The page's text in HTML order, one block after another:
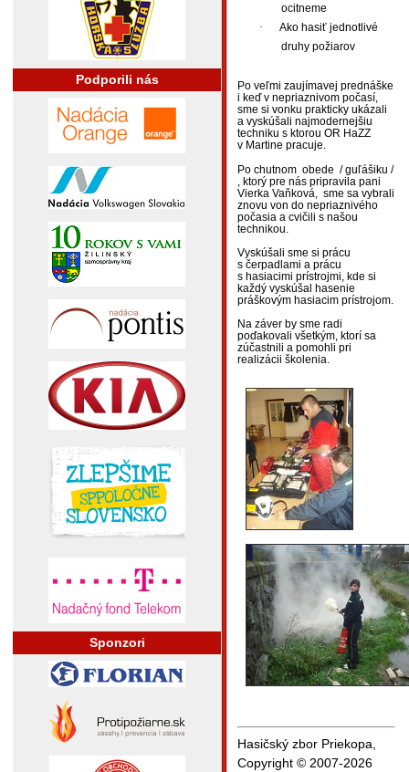
Podporili nás
Sponzori
ocitneme
·
Ako hasiť jednotlivé
druhy požiarov
Po veľmi zaujímavej prednáške
i keď v nepriaznivom počasí,
sme si vonku prakticky ukázali
a vyskúšali najmodernejšiu
techniku s ktorou OR HaZZ
v Martine pracuje.
Po chutnom obede / guľášiku /
, ktorý pre nás pripravila pani
Vierka Vaňková,
sme sa vybrali
znovu von do nepriaznivého
počasia a cvičili s našou
technikou.
Vyskúšali sme si prácu
s čerpadlami a prácu
s hasiacimi prístrojmi, kde si
každý vyskúšal hasenie
práškovým hasiacim prístrojom.
Na záver by sme radi
poďakovali všetkým, ktorí sa
zúčastnili a pomohli pri
realizácii školenia.
Hasičský zbor Priekopa,
Copyright © 2007-2026